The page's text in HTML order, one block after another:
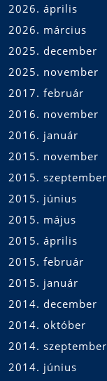
2026. április
2026. március
2025. december
2025. november
2017. február
2016. november
2016. január
2015. november
2015. szeptember
2015. június
2015. május
2015. április
2015. február
2015. január
2014. december
2014. október
2014. szeptember
2014. június